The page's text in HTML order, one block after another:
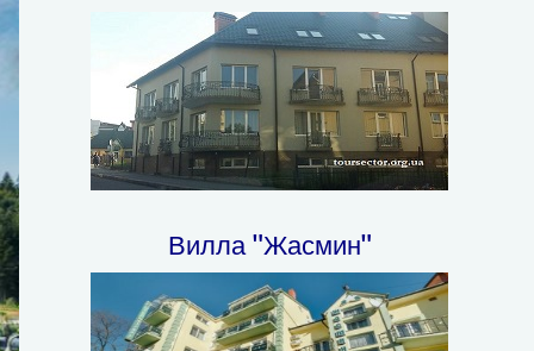
Вилла "Жасмин"